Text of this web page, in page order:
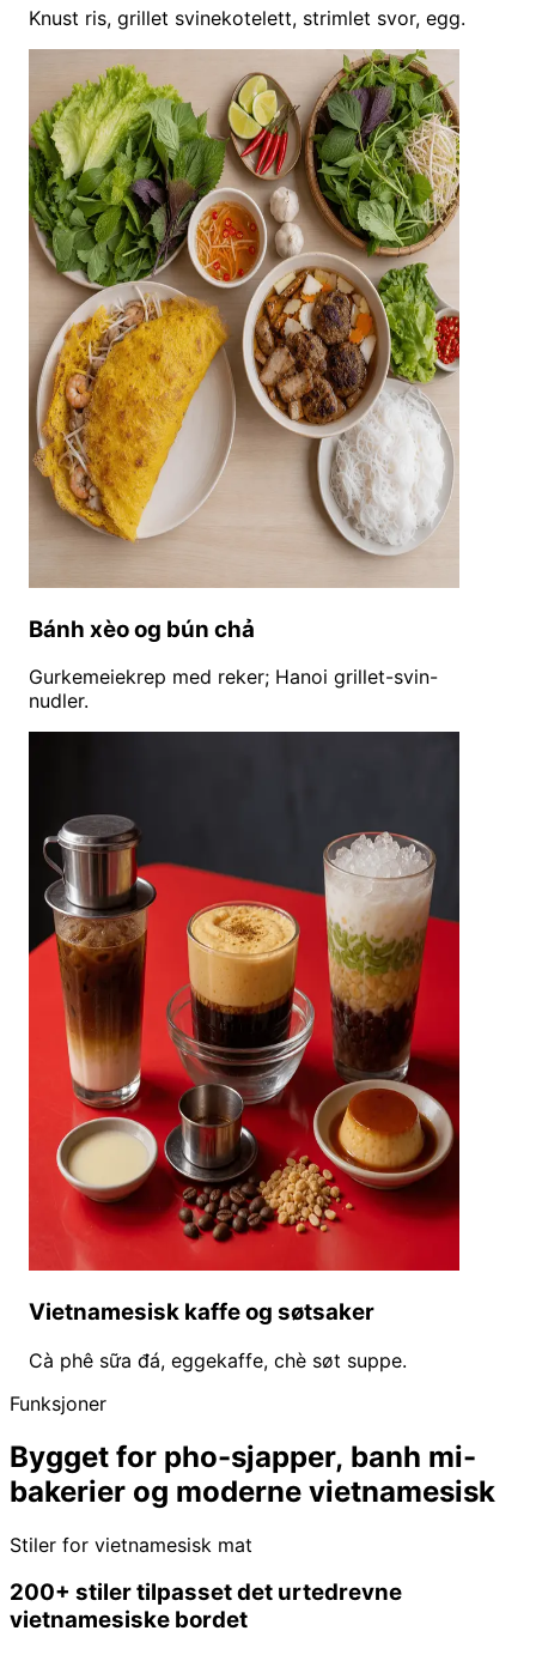
Knust ris, grillet svinekotelett, strimlet svor, egg.
Bánh xèo og bún chả
Gurkemeiekrep med reker; Hanoi grillet-svin-
nudler.
Vietnamesisk kaffe og søtsaker
Cà phê sữa đá, eggekaffe, chè søt suppe.
Funksjoner
Bygget for pho-sjapper, banh mi-
bakerier og moderne vietnamesisk
Stiler for vietnamesisk mat
200+ stiler tilpasset det urtedrevne
vietnamesiske bordet